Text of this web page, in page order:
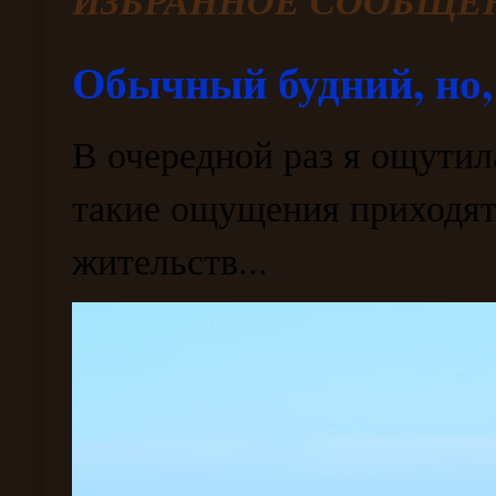
Обычный будний,
В очередной раз я
такие ощущения
жительств...